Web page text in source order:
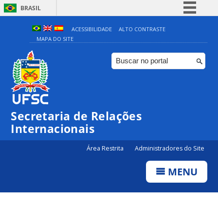
BRASIL
Simplifique!
Comunica BR
Participe
ACESSIBILIDADE
ALTO CONTRASTE
MAPA DO SITE
Secretaria de Relações
Internacionais
Área Restrita Administradores do Site
MENU